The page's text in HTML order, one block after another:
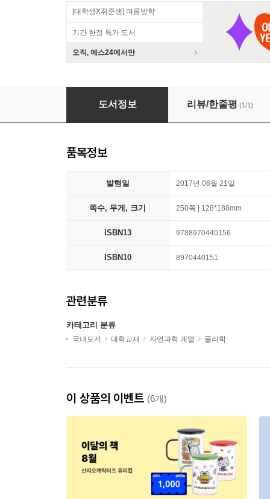
[대학생X취준생] 여름방학
기간 한정 특가 도서
오직, 예스24에서만
양자역학의 세계
도서정보 리뷰/한줄평 (1/1)
품목정보
발행일 2017년 06월 21일
쪽수, 무게, 크기 250쪽 | 128*188mm
ISBN13 9788970440156
ISBN10 8970440151
관련분류
카테고리 분류
국내도서 대학교재 자연과학 계열 물리학
이 상품의 이벤트 (6개)